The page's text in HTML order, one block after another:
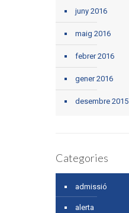
juny 2016
maig 2016
febrer 2016
gener 2016
desembre 2015
Categories
admissió
alerta